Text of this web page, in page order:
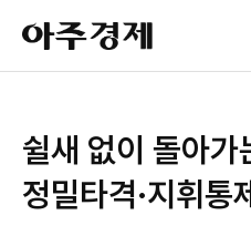
아
주
경
쉴새 없이 돌아
정밀타격·지휘통